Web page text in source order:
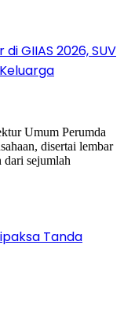
GIIAS 2026, SUV
Tanda